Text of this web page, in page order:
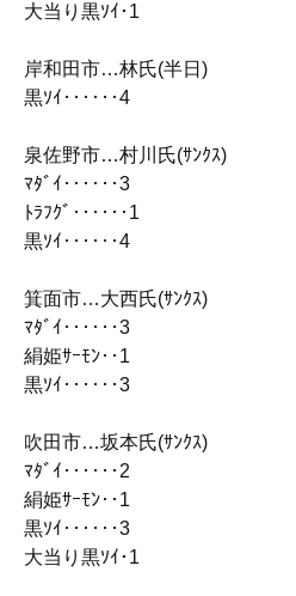
大当り黒ｿｲ･1
岸和田市…林氏(半日)
黒ｿｲ‥‥‥4
泉佐野市…村川氏(ｻﾝｸｽ)
ﾏﾀﾞｲ‥‥‥3
ﾄﾗﾌｸﾞ‥‥‥1
黒ｿｲ‥‥‥4
箕面市…大西氏(ｻﾝｸｽ)
ﾏﾀﾞｲ‥‥‥3
絹姫ｻｰﾓﾝ‥1
黒ｿｲ‥‥‥3
吹田市…坂本氏(ｻﾝｸｽ)
ﾏﾀﾞｲ‥‥‥2
絹姫ｻｰﾓﾝ‥1
黒ｿｲ‥‥‥3
大当り黒ｿｲ･1